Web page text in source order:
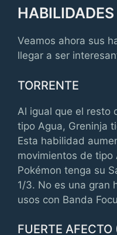
Veamos ahora sus
llegar a ser
TORRENTE
Al igual que el resto
tipo Agua, Greninja
Esta habilidad
movimientos de tipo
Pokémon tenga su
1/3. No es una gran
usos con Banda
FUERTE